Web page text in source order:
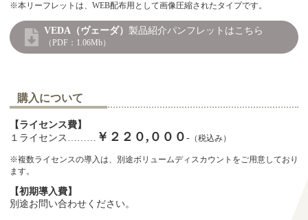
※本リーフレットは、WEB配布用として画像圧縮されたタイプです。
VEDA（ヴェーダ） 製品紹介パンフレットはこちら
（PDF：1.06Mb）
購入について
【ライセンス費】
１ライセンス………
￥２２０,０００ - （税込み）
※複数ライセンスの導入は、別途ボリュームディスカウントをご用意しており
ます。
【初期導入費】
別途お問い合わせください。